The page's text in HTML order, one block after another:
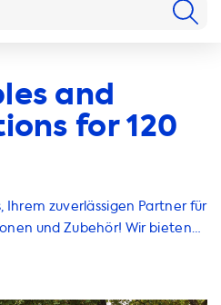
and
for 120
Ihrem zuverlässigen Partner für
und Zubehör! Wir bieten
so einfach und